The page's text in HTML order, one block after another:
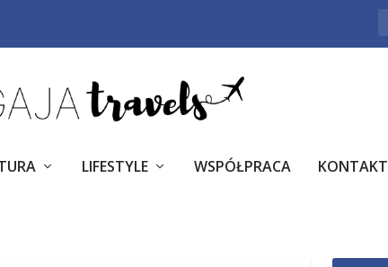
LIFESTYLE WSPÓŁPRACA KONTAKT